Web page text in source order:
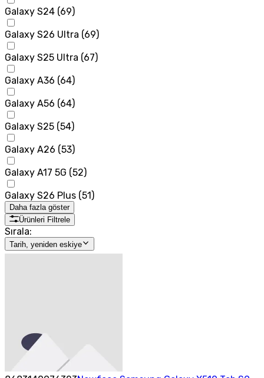
Galaxy S24 (69)
Galaxy S26 Ultra (69)
Galaxy S25 Ultra (67)
Galaxy A36 (64)
Galaxy A56 (64)
Galaxy S25 (54)
Galaxy A26 (53)
Galaxy A17 5G (52)
Galaxy S26 Plus (51 )
Daha fazla göster
Ürünleri Filtrele
Sırala:
Tarih, yeniden eskiye